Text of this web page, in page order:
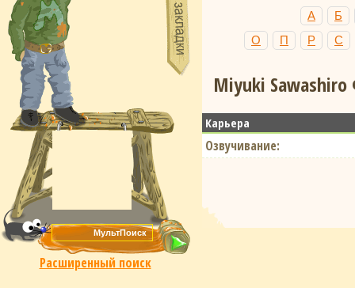
Расширенный поиск
А
Б
О
П Р С
Miyuki
Карьера
Озвучивание: